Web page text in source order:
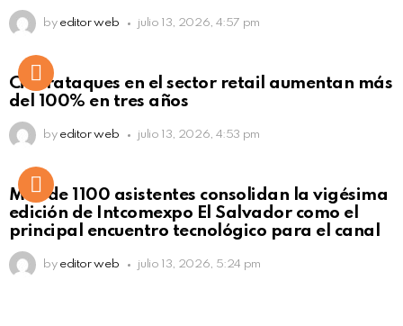
by editor web julio 13, 2026, 4:57 pm
Ciberataques en el sector retail aumentan más
del 100% en tres años
by editor web julio 13, 2026, 4:53 pm
Más de 1100 asistentes consolidan la vigésima
edición de Intcomexpo El Salvador como el
principal encuentro tecnológico para el canal
by editor web julio 13, 2026, 5:24 pm